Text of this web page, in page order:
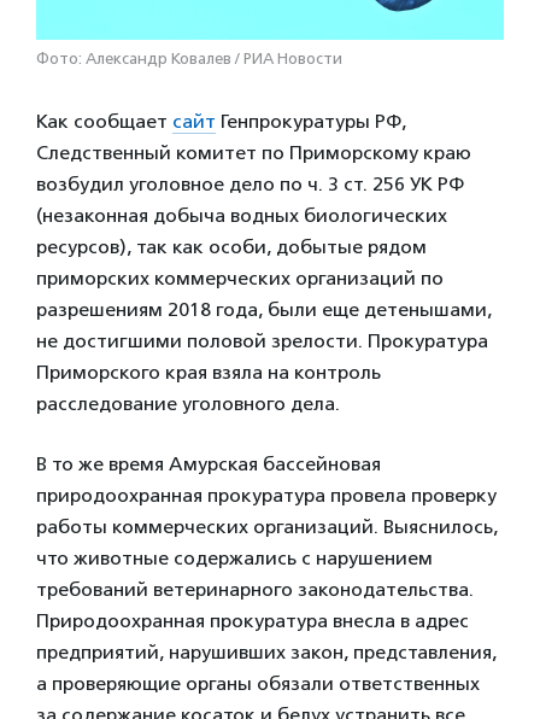
Фото: Александр Ковалев / РИА Новости
Как сообщает сайт Генпрокуратуры РФ,
Следственный комитет по Приморскому краю
возбудил уголовное дело по ч. 3 ст. 256 УК РФ
(незаконная добыча водных биологических
ресурсов), так как особи, добытые рядом
приморских коммерческих организаций по
разрешениям 2018 года, были еще детенышами,
не достигшими половой зрелости. Прокуратура
Приморского края взяла на контроль
расследование уголовного дела.
В то же время Амурская бассейновая
природоохранная прокуратура провела проверку
работы коммерческих организаций. Выяснилось,
что животные содержались с нарушением
требований ветеринарного законодательства.
Природоохранная прокуратура внесла в адрес
предприятий, нарушивших закон, представления,
а проверяющие органы обязали ответственных